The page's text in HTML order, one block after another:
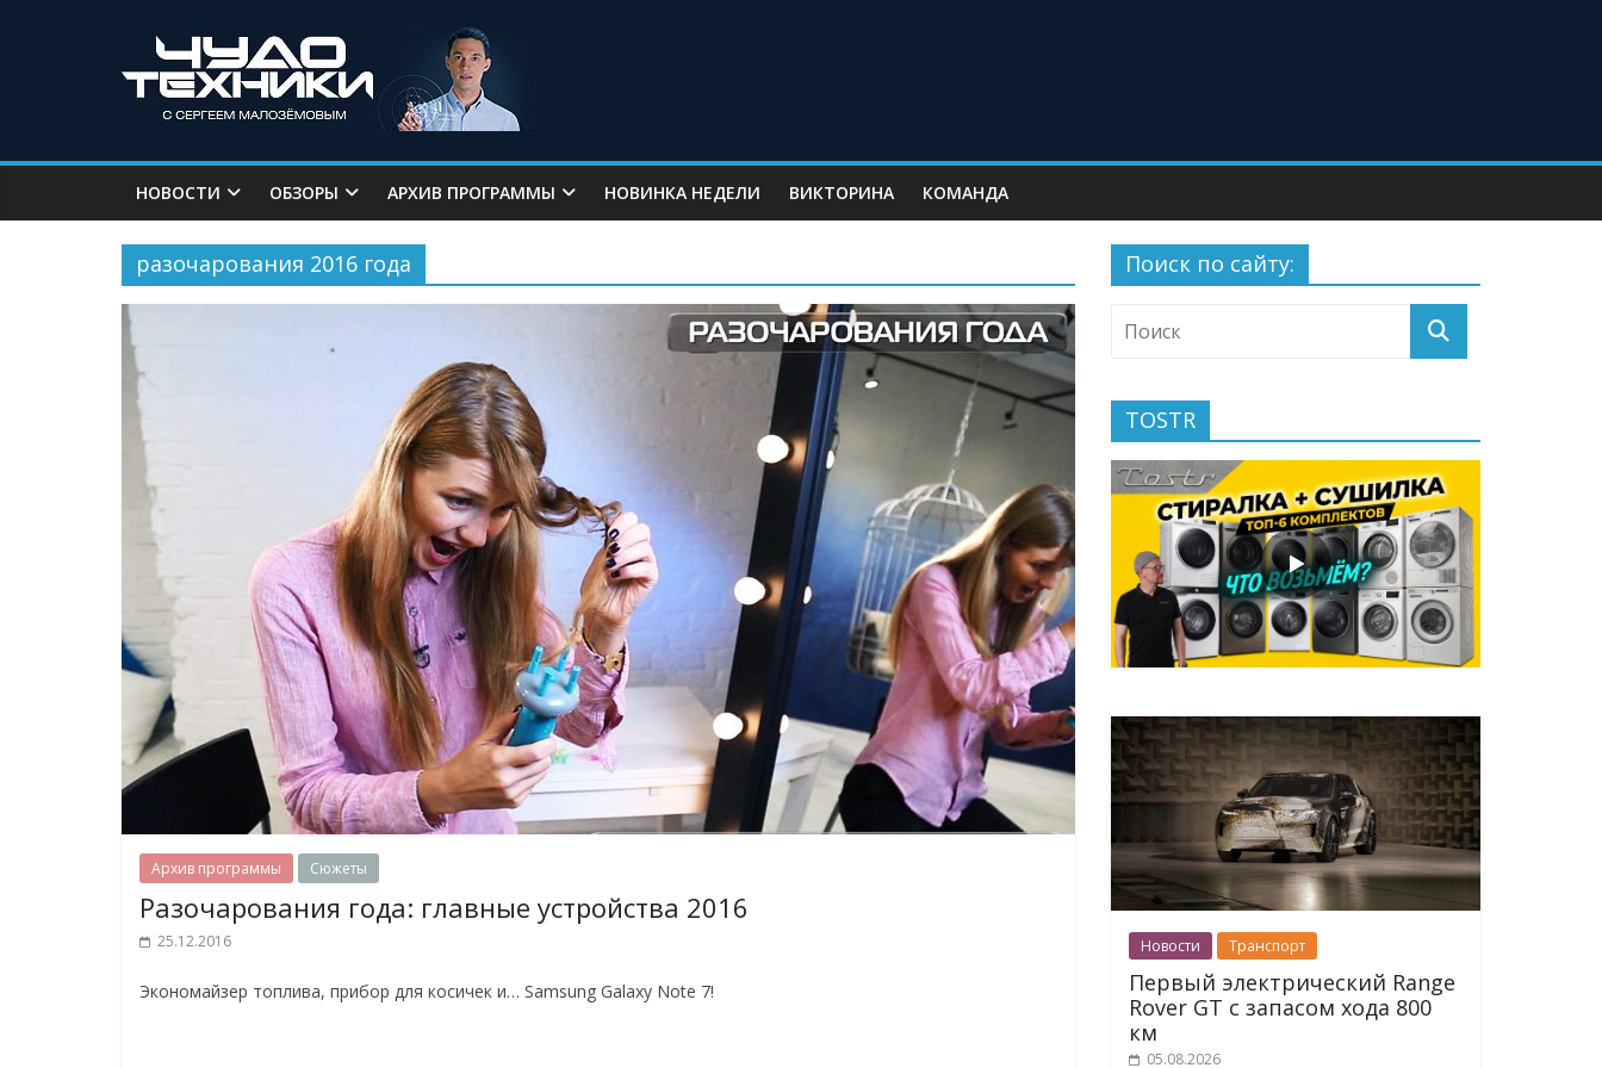
НОВОСТИ ОБЗОРЫ АРХИВ ПРОГРАММЫ НОВИНКА НЕДЕЛИ ВИКТОРИНА КОМАНДА
разочарования 2016 года
Архив программы Сюжеты
Разочарования года: главные устройства 2016
25.12.2016
Экономайзер топлива, прибор для косичек и… Samsung Galaxy Note 7!
Поиск по сайту:
TOSTR
Новости Транспорт
Первый электрический Range
Rover GT с запасом хода 800
км
05.08.2026